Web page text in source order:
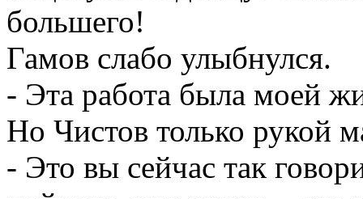
большего!
Гамов слабо улыбнулся.
- Эта работа была моей
Но Чистов только рукой
- Это вы сейчас так